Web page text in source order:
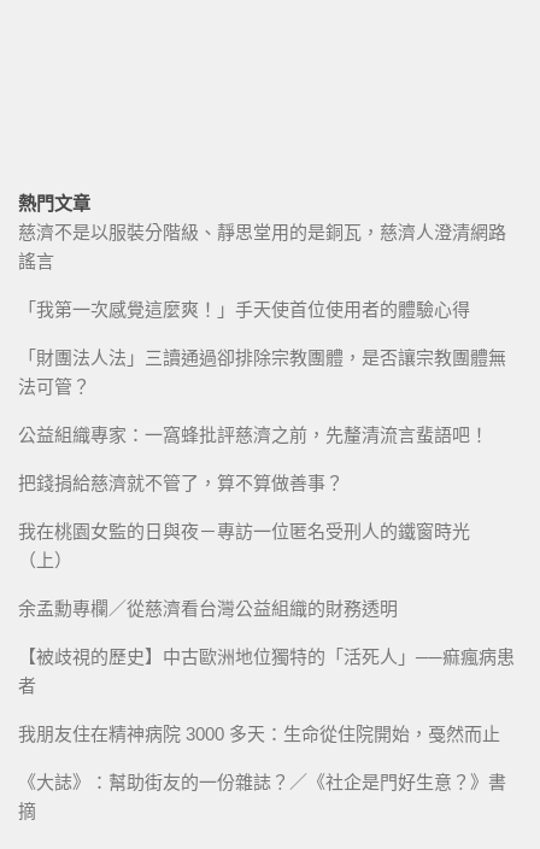
熱門文章
慈濟不是以服裝分階級、靜思堂用的是銅瓦，慈濟人澄清網路
謠言
「我第一次感覺這麼爽！」手天使首位使用者的體驗心得
「財團法人法」三讀通過卻排除宗教團體，是否讓宗教團體無
法可管？
公益組織專家：一窩蜂批評慈濟之前，先釐清流言蜚語吧！
把錢捐給慈濟就不管了，算不算做善事？
我在桃園女監的日與夜－專訪一位匿名受刑人的鐵窗時光
（上）
余孟勳專欄／從慈濟看台灣公益組織的財務透明
【被歧視的歷史】中古歐洲地位獨特的「活死人」──痲瘋病患
者
我朋友住在精神病院 3000 多天：生命從住院開始，戞然而止
《大誌》：幫助街友的一份雜誌？／《社企是門好生意？》書
摘